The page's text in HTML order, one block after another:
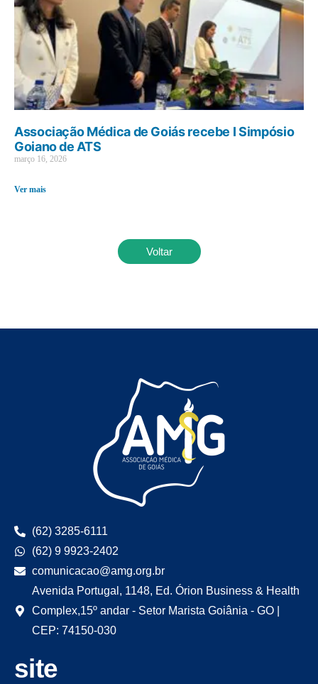
Associação Médica de Goiás recebe I Simpósio
Goiano de ATS
março 16, 2026
Ver mais
Voltar
(62) 3285-6111
(62) 9 9923-2402
comunicacao@amg.org.br
Avenida Portugal, 1148, Ed. Órion Business & Health
Complex,15º andar - Setor Marista Goiânia - GO |
CEP: 74150-030
site